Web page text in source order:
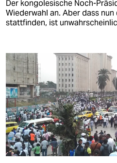
Der kongolesische Noch-
Wiederwahl an. Aber dass
stattfinden, ist